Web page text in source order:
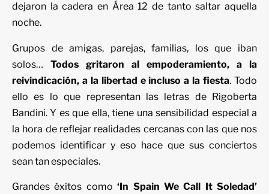
dejaron la cadera en Área 12 de tanto saltar aquella
noche.
Grupos de amigas, parejas, familias, los que iban
solos… Todos gritaron al empoderamiento, a la
reivindicación, a la libertad e incluso a la fiesta. Todo
ello es lo que representan las letras de Rigoberta
Bandini. Y es que ella, tiene una sensibilidad especial a
la hora de reflejar realidades cercanas con las que nos
podemos identificar y eso hace que sus conciertos
sean tan especiales.
Grandes éxitos como‘In Spain We Call It Soledad’